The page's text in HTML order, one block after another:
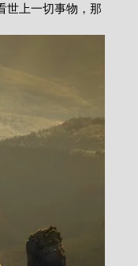
世上一切事物，那